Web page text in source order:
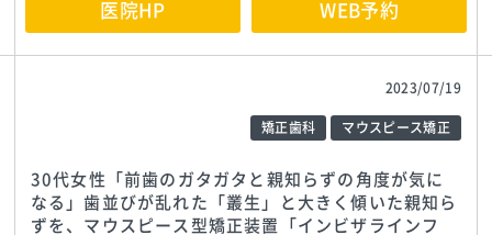
医院HP WEB予約
矯正歯科 マウスピース矯正
2023/07/19
30代女性「前歯のガタガタと親知らずの角度が気に
なる」歯並びが乱れた「叢生」と大きく傾いた親知ら
ずを、マウスピース型矯正装置「インビザラインフ